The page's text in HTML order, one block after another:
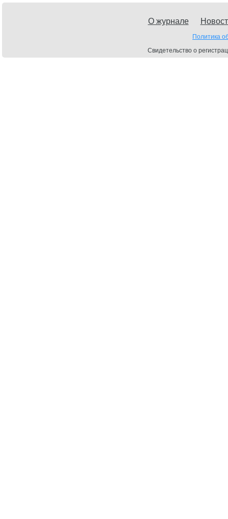
О журнале
Политика
Свидетельство о